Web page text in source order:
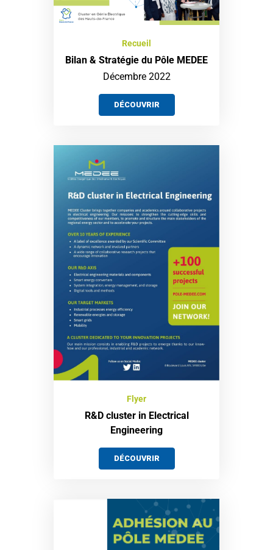
Recueil
Bilan & Stratégie du Pôle MEDEE
Décembre 2022
DÉCOUVRIR
Flyer
R&D cluster in Electrical
Engineering
DÉCOUVRIR